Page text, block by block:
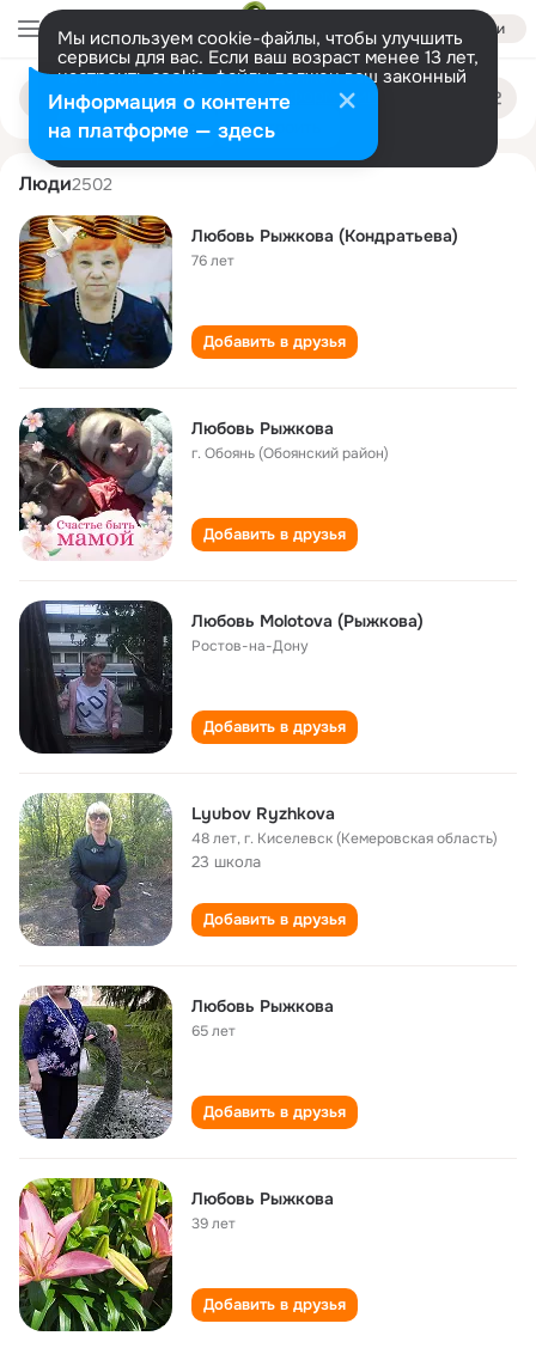
Войти
Мы используем cookie-файлы, чтобы улучшить
сервисы для вас. Если ваш возраст менее 13 лет,
настроить cookie-файлы должен ваш законный
представитель. Больше информации
Разрешить все Настроить
Поиск
людям
lyubov ryzhkova
Люди2502
Любовь Рыжкова (Кондратьева)
76 лет
Добавить в друзья
Любовь Рыжкова
г. Обоянь (Обоянский район)
Добавить в друзья
Любовь Molotova (Рыжкова)
Ростов-на-Дону
Добавить в друзья
Lyubov Ryzhkova
48 лет,г. Киселевск (Кемеровская область)
23 школа
Добавить в друзья
Любовь Рыжкова
65 лет
Добавить в друзья
Любовь Рыжкова
39 лет
Добавить в друзья
Информация о контенте
на платформе — здесь